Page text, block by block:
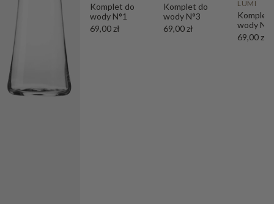
Komplet do
wody N°1
69,00 zł
Komplet do
wody N°3
69,00 zł
LUMI
Komplet
wody N°1
69,00 zł